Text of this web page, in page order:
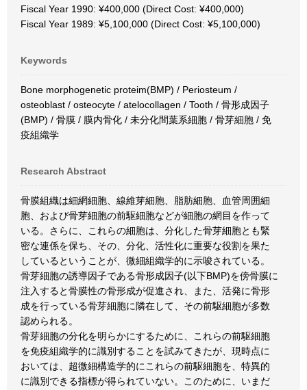
Fiscal Year 1990: ¥400,000 (Direct Cost: ¥400,000)
Fiscal Year 1989: ¥5,100,000 (Direct Cost: ¥5,100,000)
Keywords
Bone morphogenetic proteim(BMP) / Periosteum /
osteoblast / osteocyte / atelocollagen / Tooth / 骨形成因子
(BMP) / 骨膜 / 膜内骨化 / 未分化間葉系細胞 / 骨芽細胞 / 免
疫組織学
Research Abstract
骨膜組織は細網細胞、線維芽細胞、脂肪細胞、血管周囲細
胞、および骨芽細胞の前駆細胞などが細胞の網目を作って
いる。さらに、これらの細胞は、分化した骨芽細胞とも緊
密な連係を保ち、その、分化、活性化に重要な役割を果た
しているということが、微細組織学的に示唆されている。
骨芽細胞の誘導因子である骨形成因子(以下BMP)を傍骨膜に
注入すると骨膜性の骨形成が促進され、また、活発に骨形
成を行っている骨芽細胞に隣在して、その前駆細胞が多数
認められる。
骨芽細胞の分化を明らかにするために、これらの前駆細胞
を免疫組織学的に識別することを試みてきたが、現時点に
おいては、超微細構造学的にこれらの前駆細胞を、特異的
に識別できる指標が得られていない。このために、いまだ